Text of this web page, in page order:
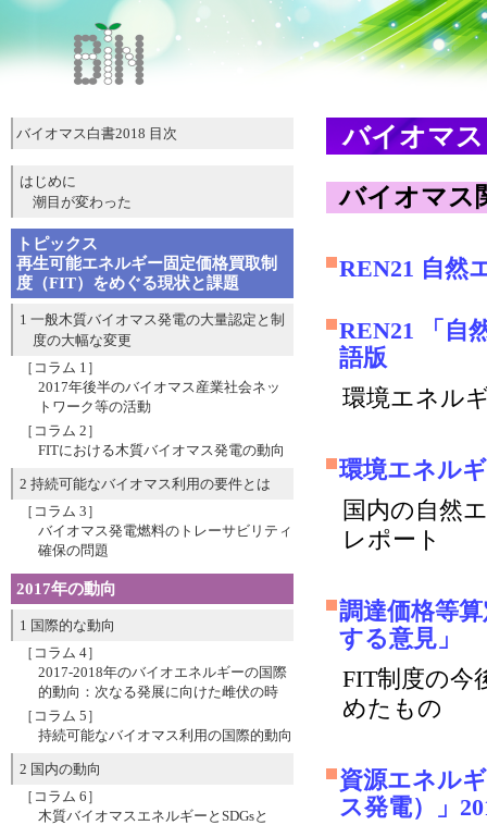
バイオマス白書2018 目次
はじめに
潮目が変わった
トピックス
再生可能エネルギー固定価格買取制
度（FIT）をめぐる現状と課題
1 一般木質バイオマス発電の大量認定と制
度の大幅な変更
［コラム 1］
2017年後半のバイオマス産業社会ネッ
トワーク等の活動
［コラム 2］
FITにおける木質バイオマス発電の動向
2 持続可能なバイオマス利用の要件とは
［コラム 3］
バイオマス発電燃料のトレーサビリティ
確保の問題
2017年の動向
1 国際的な動向
［コラム 4］
2017-2018年のバイオエネルギーの国際
的動向：次なる発展に向けた雌伏の時
［コラム 5］
持続可能なバイオマス利用の国際的動向
2 国内の動向
［コラム 6］
木質バイオマスエネルギーとSDGsと
バイオマ
バイオマス
REN21 自然
REN21 「自
語版
環境エネル
環境エネル
国内の自然
レポート
調達価格等
する意見」
FIT制度の今
めたもの
資源エネル
ス発電）」